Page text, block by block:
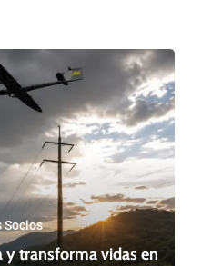
Socios
y transforma vidas en